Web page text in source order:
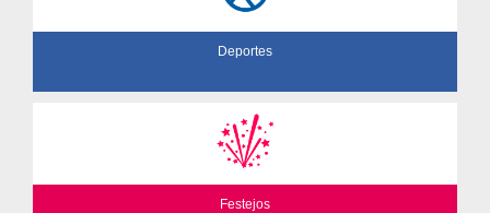
Deportes
Festejos